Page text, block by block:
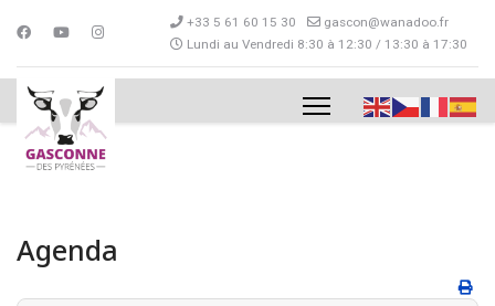
+33 5 61 60 15 30
gascon@wanadoo.fr
Lundi au Vendredi 8:30 à 12:30 / 13:30 à 17:30
Agenda